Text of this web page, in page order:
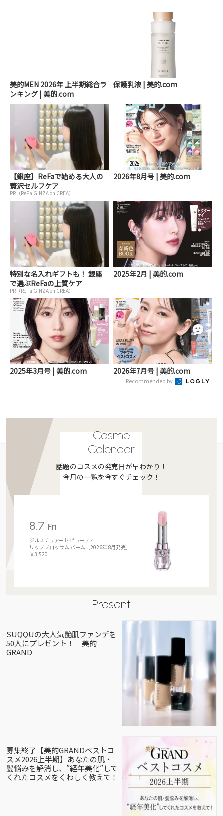
美的MEN 2026年 上半期総合ラ
ンキング | 美的.com
保護乳液 | 美的.com
【銀座】ReFaで始める大人の
贅沢セルフケア
PR（ReFa GINZA on CREA）
2026年8月号 | 美的.com
特別な名入れギフトも！ 銀座
で選ぶReFaの上質ケア
PR（ReFa GINZA on CREA）
2025年2月 | 美的.com
2025年3月号 | 美的.com 2026年7月号 | 美的.com
Recommended by
Cosme
Calendar
話題のコスメの発売日が早わかり！
今月の一覧を今すぐチェック！
8.7Fri
ジルスチュアート ビューティ
リップブロッサム バーム［2026年 8月発売］
￥3,520
Present
SUQQUの大人気艶肌ファンデを
50人にプレゼント！｜美的
GRAND
募集終了【美的GRANDベストコ
スメ2026上半期】あなたの肌・
髪悩みを解消し、”経年美化”して
くれたコスメをくわしく教えて！